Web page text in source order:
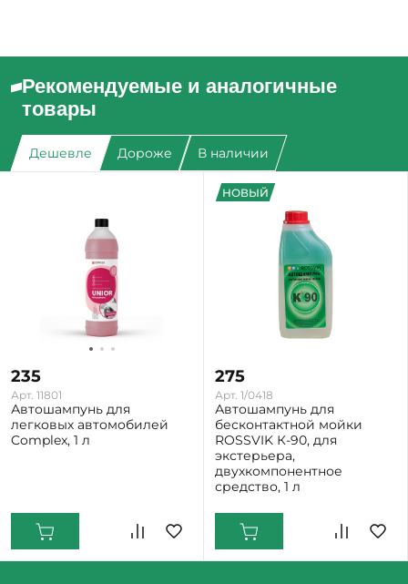
Рекомендуемые и аналогичные
товары
Дешевле Дороже В наличии
235
Арт. 11801
Автошампунь для
легковых автомобилей
Complex, 1 л
НОВЫЙ
275
Арт. 1/0418
Автошампунь для
бесконтактной мойки
ROSSVIK К-90, для
экстерьера,
двухкомпонентное
средство, 1 л